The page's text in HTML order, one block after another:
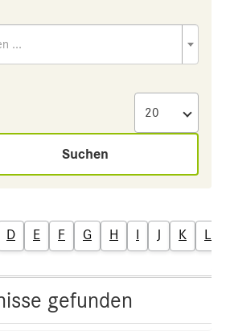
...
Suchen
D E F G H I J K L
gefunden